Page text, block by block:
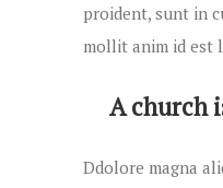
proident, sunt in
mollit anim id est
A church
Ddolore magna